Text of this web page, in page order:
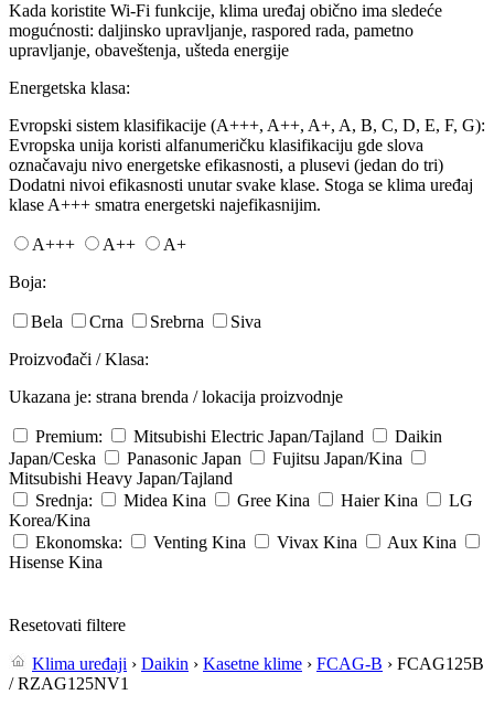
Kada koristite Wi-Fi funkcije, klima uređaj obično ima sledeće
mogućnosti: daljinsko upravljanje, raspored rada, pametno
upravljanje, obaveštenja, ušteda energije
Energetska klasa:
Evropski sistem klasifikacije (A+++, A++, A+, A, B, C, D, E, F, G):
Evropska unija koristi alfanumeričku klasifikaciju gde slova
označavaju nivo energetske efikasnosti, a plusevi (jedan do tri)
Dodatni nivoi efikasnosti unutar svake klase. Stoga se klima uređaj
klase A+++ smatra energetski najefikasnijim.
A+++ A++
A+
Boja:
Bela Crna Srebrna
Siva
Proizvođači / Klasa:
Ukazana je: strana brenda / lokacija proizvodnje
Premium: Mitsubishi Electric Japan/Tajland
Daikin
Japan/Ceska
Panasonic Japan Fujitsu Japan/Kina
Mitsubishi Heavy Japan/Tajland
Srednja:
Midea Kina Gree Kina Haier Kina
LG
Korea/Kina
Ekonomska:
Venting Kina Vivax Kina Aux Kina
Hisense Kina
Resetovati filtere
Klima uređaji › Daikin › Kasetne klime › FCAG-B › FCAG125B
/ RZAG125NV1